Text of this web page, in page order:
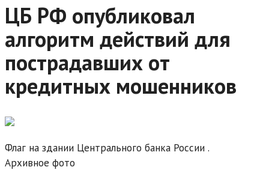
ЦБ РФ опубликовал
алгоритм действий для
пострадавших от
кредитных мошенников
Флаг на здании Центрального банка России .
Архивное фото